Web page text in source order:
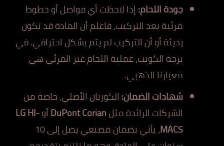
جودة اللحام:إذا لاحظت أي فواصل أو خطوط
مرئية بعد التركيب، فاعلم أن المادة قد تكون
رديئة أو أن التركيب لم يتم بشكل احترافي. في
برجة الكويت، عملية اللحام غير المرئي هي
معيارنا الذهبي.
شهادات الضمان: الكوريان الأصلي، خاصة من
الشركات الرائدة مثلDuPont CorianأوLG HI-
MACS
، يأتي بضمان مصنعي يصل إلى 10